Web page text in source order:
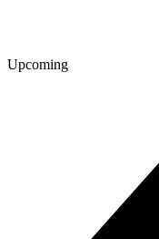
Upcoming